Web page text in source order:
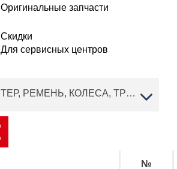
Оригинальные запчасти
Скидки
Для сервисных центров
1 НОЖ, АДАПТЕР, РЕМЕНЬ, КОЛЕСА, ТРОС AL-KO газонокосилка Highline 528 VSI Артикул: 119845 с 03/2019 года
№